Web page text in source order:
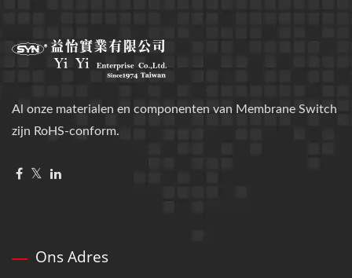
Al onze materialen en componenten van Membrane Switch
zijn RoHS-conform.
Ons Adres